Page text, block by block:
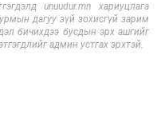
unuudur.mn хариуцлага
дагуу зүй зохисгүй зарим
бичихдээ бусдын эрх ашгийг
админ устгах эрхтэй.